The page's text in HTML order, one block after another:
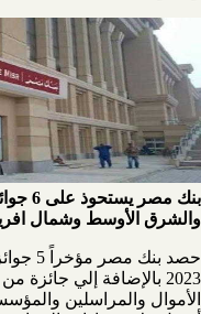
بنك
والشرق الأوسط وشمال
حصد
2023 بالإضافة إلي